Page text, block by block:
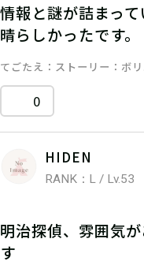
情報と謎が詰まっ
晴らしかったです。
てごたえ ストーリー ボ
0
HIDEN
RANK：L / Lv.53
明治探偵、雰囲気
す